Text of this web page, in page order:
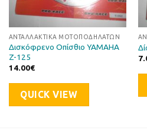
ΑΝΤΑΛΛΑΚΤΙΚΆ ΜΟΤΟΠΟΔΗΛΆΤΩΝ
Δισκόφρενο Οπίσθιο YAMAHA
Z-125
14.00€
QUICK VIEW